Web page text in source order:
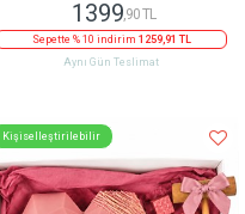
1399,90 TL
Sepette % 10 indirim 1259,91 TL
Aynı Gün Teslimat
Kişiselleştirilebilir